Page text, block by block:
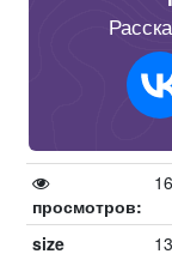
просмотров:
size